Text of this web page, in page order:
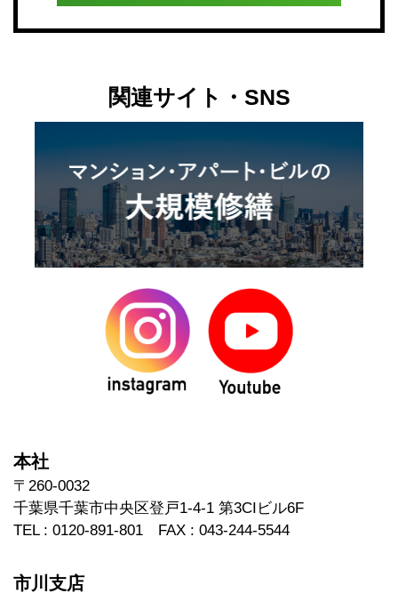
関連サイト・SNS
本社
〒260-0032
千葉県千葉市中央区登戸1-4-1 第3CIビル6F
TEL : 0120-891-801 FAX : 043-244-5544
市川支店